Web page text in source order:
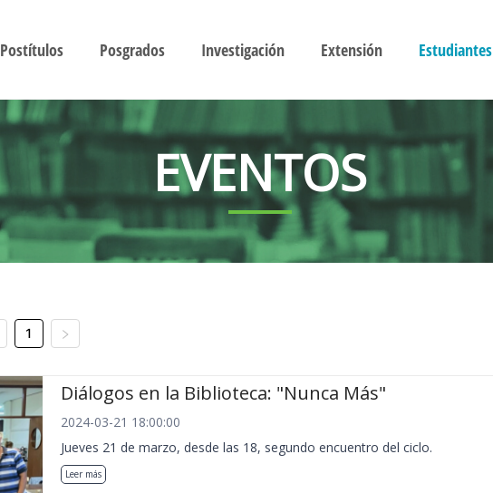
Postítulos Posgrados Investigación Extensión Estudiantes
EVENTOS
1
Diálogos en la Biblioteca: "Nunca Más"
2024-03-21 18:00:00
Jueves 21 de marzo, desde las 18, segundo encuentro del ciclo.
Leer más